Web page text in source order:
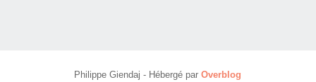
Philippe Giendaj - Hébergé parOverblog